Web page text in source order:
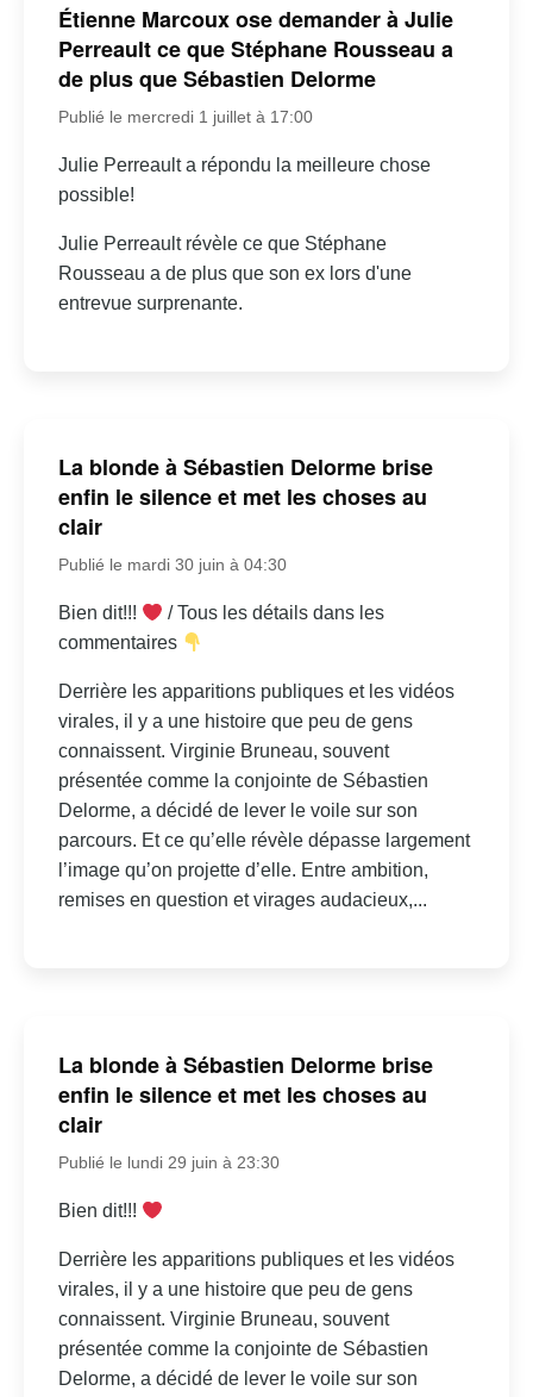
Étienne Marcoux ose demander à Julie
Perreault ce que Stéphane Rousseau a
de plus que Sébastien Delorme
Publié le mercredi 1 juillet à 17:00
Julie Perreault a répondu la meilleure chose
possible!
Julie Perreault révèle ce que Stéphane
Rousseau a de plus que son ex lors d'une
entrevue surprenante.
La blonde à Sébastien Delorme brise
enfin le silence et met les choses au
clair
Publié le mardi 30 juin à 04:30
Bien dit!!!
/ Tous les détails dans les
commentaires
Derrière les apparitions publiques et les vidéos
virales, il y a une histoire que peu de gens
connaissent. Virginie Bruneau, souvent
présentée comme la conjointe de Sébastien
Delorme, a décidé de lever le voile sur son
parcours. Et ce qu’elle révèle dépasse largement
l’image qu’on projette d’elle. Entre ambition,
remises en question et virages audacieux,...
La blonde à Sébastien Delorme brise
enfin le silence et met les choses au
clair
Publié le lundi 29 juin à 23:30
Bien dit!!!
Derrière les apparitions publiques et les vidéos
virales, il y a une histoire que peu de gens
connaissent. Virginie Bruneau, souvent
présentée comme la conjointe de Sébastien
Delorme, a décidé de lever le voile sur son